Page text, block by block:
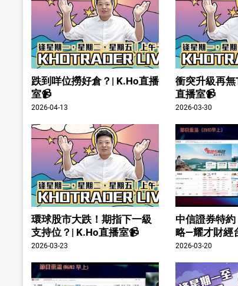
跌到咩位撈好倉？| K.Ho直播
室📹
2026-04-13
衝突升級再無
直播室📹
2026-03-30
環球股市大跌！期指下一級
支持位？| K.Ho直播室📹
2026-03-23
中信證券特
略—耀才財經
2026-03-20